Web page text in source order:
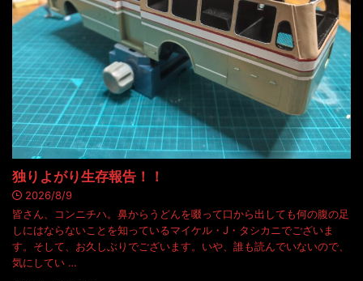
独りよがり生存報告！！
2026/8/9
皆さん、コンニチハ。鼻からうどんを啜って口から出しても何の腹の足
しにはならないことを知っているマイケル・J・タシカニでございま
す。そして、お久しぶりでございます。いや、誰も読んでいないので、
気にしてい …